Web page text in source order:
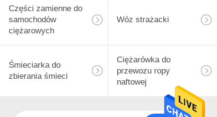
Części zamienne do
samochodów
ciężarowych
Wóz strażacki
Śmieciarka do
zbierania śmieci
Ciężarówka do
przewozu ropy
naftowej